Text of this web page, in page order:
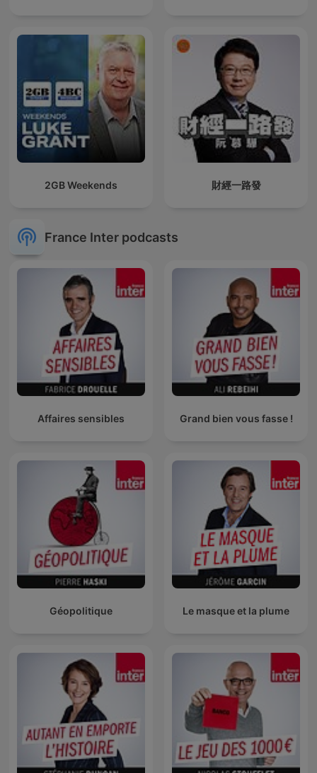
2GB Weekends 財經一路發
France Inter podcasts
Affaires sensibles Grand bien vous fasse !
Géopolitique Le masque et la plume